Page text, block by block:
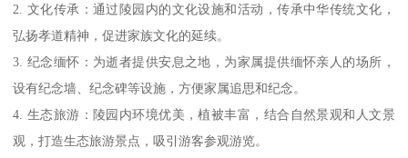
2. 文化传承：通过陵园内的文化设施和活动，传承中华传统文化，
弘扬孝道精神，促进家族文化的延续。
3. 纪念缅怀：为逝者提供安息之地，为家属提供缅怀亲人的场所，
设有纪念墙、纪念碑等设施，方便家属追思和纪念。
4. 生态旅游：陵园内环境优美，植被丰富，结合自然景观和人文景
观，打造生态旅游景点，吸引游客参观游览。